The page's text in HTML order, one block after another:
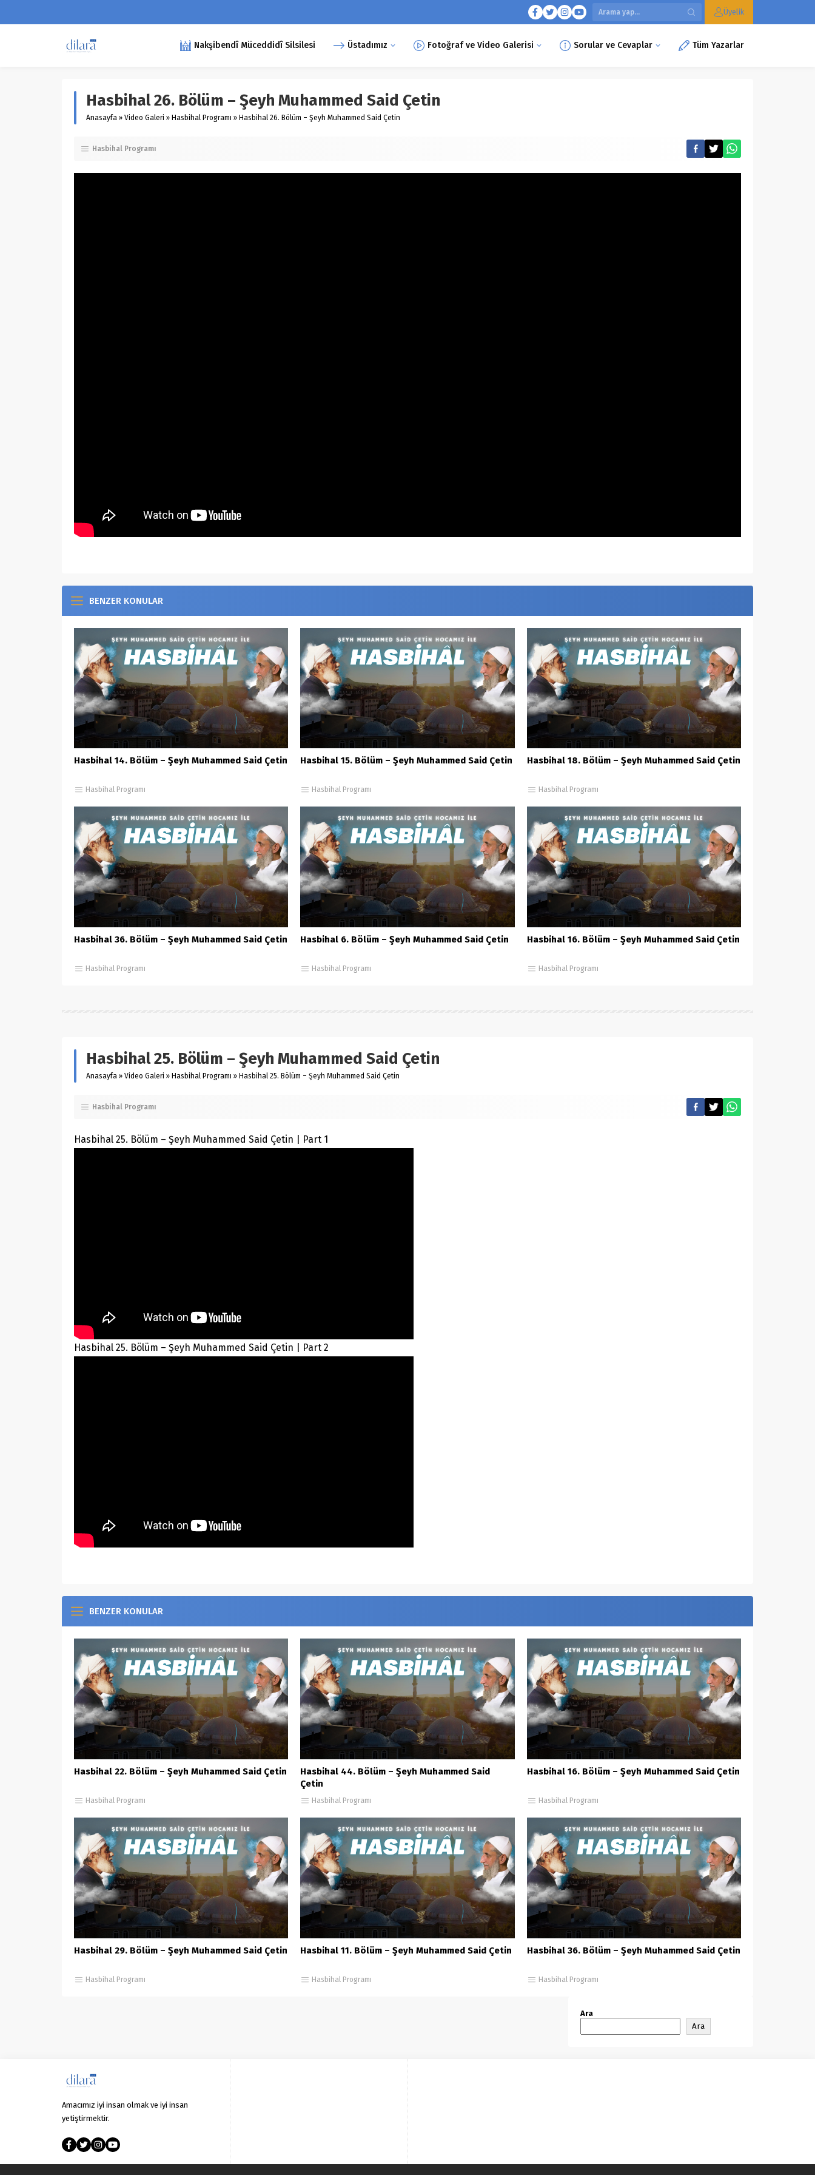
Üyelik
Nakşibendî Müceddidî Silsilesi Üstadımız Fotoğraf ve Video Galerisi Sorular ve Cevaplar Tüm Yazarlar
Hasbihal 26. Bölüm – Şeyh Muhammed Said Çetin
Anasayfa » Video Galeri » Hasbihal Programı » Hasbihal 26. Bölüm – Şeyh Muhammed Said Çetin
Hasbihal Programı
BENZER KONULAR
Hasbihal 14. Bölüm – Şeyh Muhammed Said Çetin
Hasbihal Programı
Hasbihal 15. Bölüm – Şeyh Muhammed Said Çetin
Hasbihal Programı
Hasbihal 18. Bölüm – Şeyh Muhammed Said Çetin
Hasbihal Programı
Hasbihal 36. Bölüm – Şeyh Muhammed Said Çetin
Hasbihal Programı
Hasbihal 6. Bölüm – Şeyh Muhammed Said Çetin
Hasbihal Programı
Hasbihal 16. Bölüm – Şeyh Muhammed Said Çetin
Hasbihal Programı
Hasbihal 25. Bölüm – Şeyh Muhammed Said Çetin
Anasayfa » Video Galeri » Hasbihal Programı » Hasbihal 25. Bölüm – Şeyh Muhammed Said Çetin
Hasbihal Programı
Hasbihal 25. Bölüm – Şeyh Muhammed Said Çetin | Part 1
Hasbihal 25. Bölüm – Şeyh Muhammed Said Çetin | Part 2
BENZER KONULAR
Hasbihal 22. Bölüm – Şeyh Muhammed Said Çetin
Hasbihal Programı
Hasbihal 44. Bölüm – Şeyh Muhammed Said
Çetin
Hasbihal Programı
Hasbihal 16. Bölüm – Şeyh Muhammed Said Çetin
Hasbihal Programı
Hasbihal 29. Bölüm – Şeyh Muhammed Said Çetin
Hasbihal Programı
Hasbihal 11. Bölüm – Şeyh Muhammed Said Çetin
Hasbihal Programı
Hasbihal 36. Bölüm – Şeyh Muhammed Said Çetin
Hasbihal Programı
Ara
Ara
Amacımız iyi insan olmak ve iyi insan
yetiştirmektir.